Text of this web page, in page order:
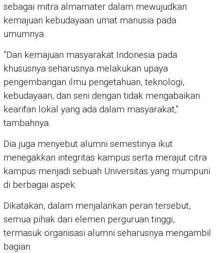
sebagai mitra almamater dalam mewujudkan
kemajuan kebudayaan umat manusia pada
umumnya.
”Dan kemajuan masyarakat Indonesia pada
khususnya seharusnya melakukan upaya
pengembangan ilmu pengetahuan, teknologi,
kebudayaan, dan seni dengan tidak mengabaikan
kearifan lokal yang ada dalam masyarakat,”
tambahnya.
Dia juga menyebut alumni semestinya ikut
menegakkan integritas kampus serta merajut citra
kampus menjadi sebuah Universitas yang mumpuni
di berbagai aspek.
Dikatakan, dalam menjalankan peran tersebut,
semua pihak dari elemen perguruan tinggi,
termasuk organisasi alumni seharusnya mengambil
bagian.